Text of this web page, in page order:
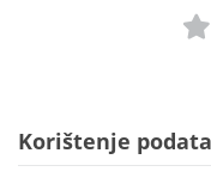
Korištenje